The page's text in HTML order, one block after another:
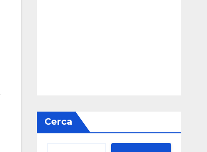
Cerca